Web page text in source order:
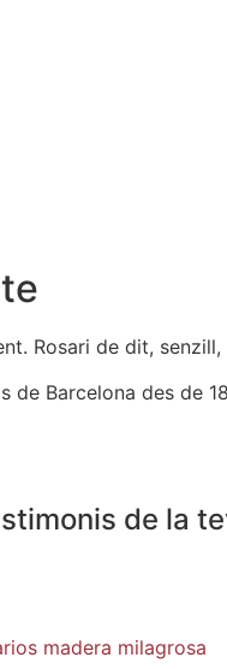
Rosari de dit,
de Barcelona des de
de la